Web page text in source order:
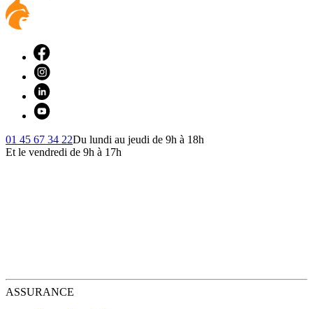
01 45 67 34 22Du lundi au jeudi de 9h à 18h
Et le vendredi de 9h à 17h
ASSURANCE